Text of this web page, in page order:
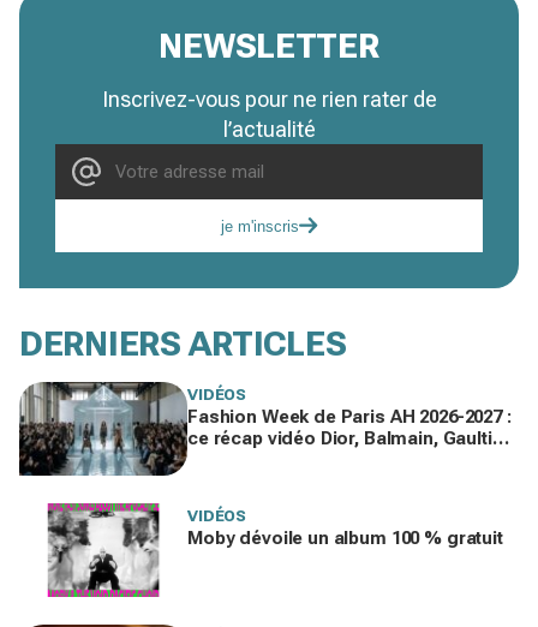
NEWSLETTER
Inscrivez-vous pour ne rien rater de
l’actualité
je m'inscris
DERNIERS ARTICLES
VIDÉOS
Fashion Week de Paris AH 2026-2027 :
ce récap vidéo Dior, Balmain, Gaultier
VIDÉOS
Moby dévoile un album 100 % gratuit